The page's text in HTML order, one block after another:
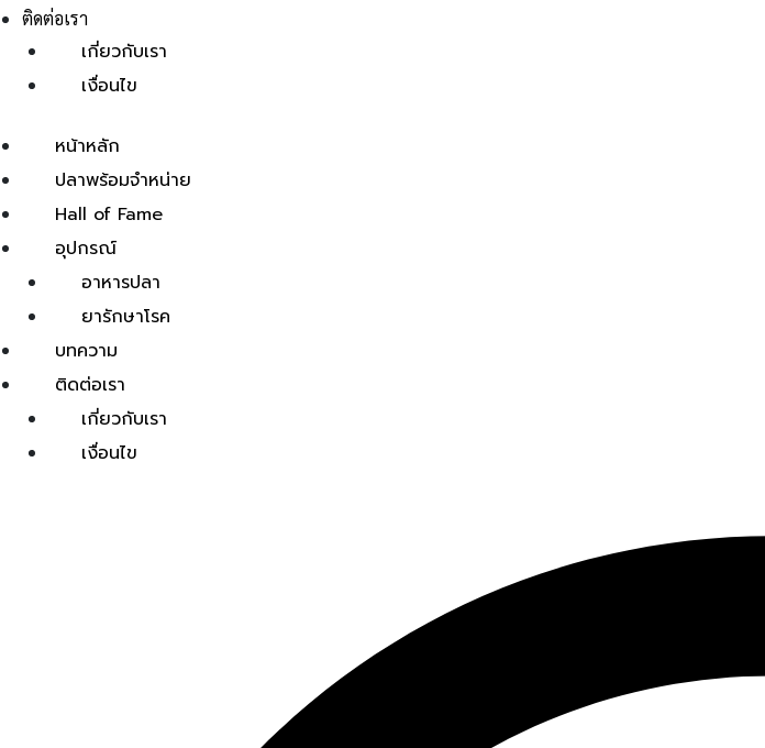
ติดต่อเรา
เกี่ยวกับเรา
เงื่อนไข
หน้าหลัก
ปลาพร้อมจำหน่าย
Hall of Fame
อุปกรณ์
อาหารปลา
ยารักษาโรค
บทความ
ติดต่อเรา
เกี่ยวกับเรา
เงื่อนไข